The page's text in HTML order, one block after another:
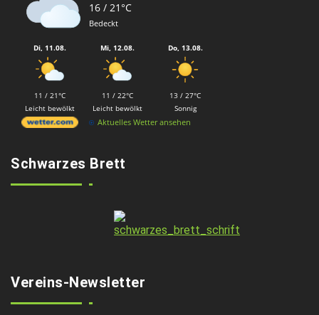
16 / 21°C
Bedeckt
Di, 11.08.
11 / 21°C
Leicht bewölkt
Mi, 12.08.
11 / 22°C
Leicht bewölkt
Do, 13.08.
13 / 27°C
Sonnig
Aktuelles Wetter ansehen
Schwarzes Brett
Vereins-Newsletter